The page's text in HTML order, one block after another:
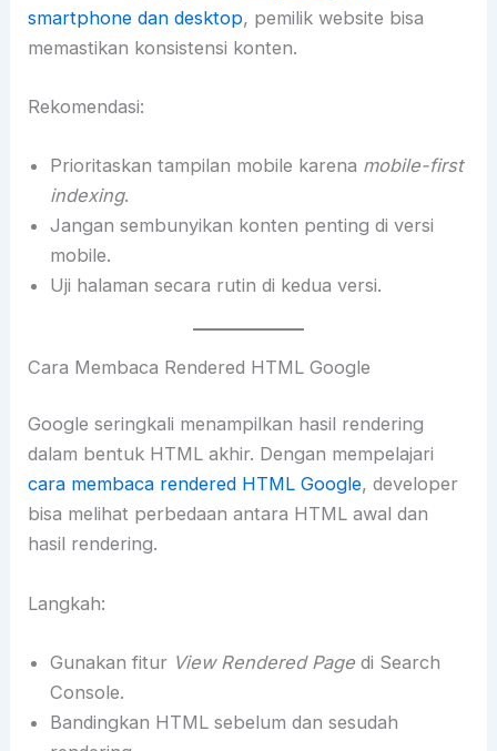
smartphone dan desktop, pemilik website bisa
memastikan konsistensi konten.
Rekomendasi:
Prioritaskan tampilan mobile karena mobile-first
indexing.
Jangan sembunyikan konten penting di versi
mobile.
Uji halaman secara rutin di kedua versi.
Cara Membaca Rendered HTML Google
Google seringkali menampilkan hasil rendering
dalam bentuk HTML akhir. Dengan mempelajari
cara membaca rendered HTML Google, developer
bisa melihat perbedaan antara HTML awal dan
hasil rendering.
Langkah:
Gunakan fitur View Rendered Page di Search
Console.
Bandingkan HTML sebelum dan sesudah